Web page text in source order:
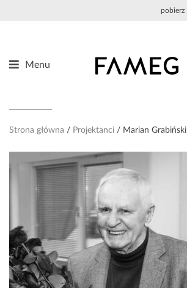
pobierz
Menu
O nas
Projektanci
Referencje
Aktualności
Kontakt
Strona główna Projektanci Marian Grabiński